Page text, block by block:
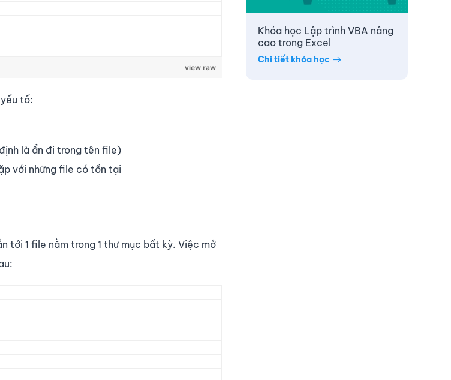
view raw
tố:
là ẩn đi trong tên file)
với những file có tồn tại
tới 1 file nằm trong 1 thư mục bất kỳ. Việc mở
Khóa học Lập trình VBA nâng
cao trong Excel
Chi tiết khóa học